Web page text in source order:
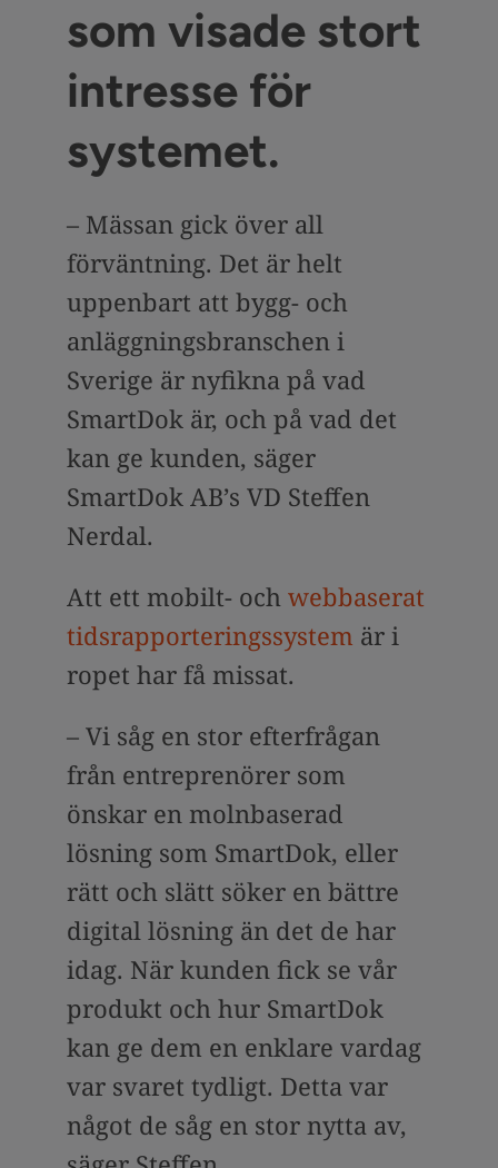
som visade stort
intresse för
systemet.
– Mässan gick över all
förväntning. Det är helt
uppenbart att bygg- och
anläggningsbranschen i
Sverige är nyfikna på vad
SmartDok är, och på vad det
kan ge kunden, säger
SmartDok AB’s VD Steffen
Nerdal.
Att ett mobilt- och webbaserat
tidsrapporteringssystem är i
ropet har få missat.
– Vi såg en stor efterfrågan
från entreprenörer som
önskar en molnbaserad
lösning som SmartDok, eller
rätt och slätt söker en bättre
digital lösning än det de har
idag. När kunden fick se vår
produkt och hur SmartDok
kan ge dem en enklare vardag
var svaret tydligt. Detta var
något de såg en stor nytta av,